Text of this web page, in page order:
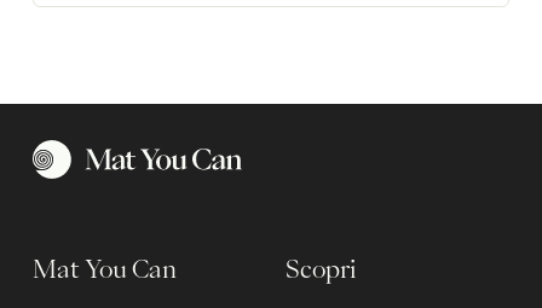
Mat You Can Scopri